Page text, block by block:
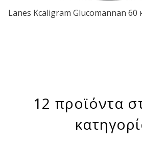
Lanes Kcaligram Glucomannan 60
12 προϊόντα